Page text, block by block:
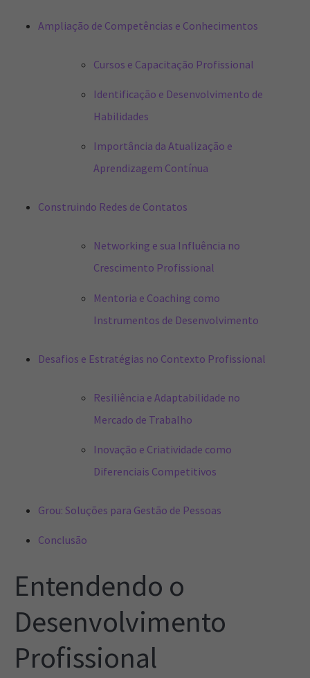
Ampliação de Competências e Conhecimentos
Cursos e Capacitação Profissional
Identificação e Desenvolvimento de
Habilidades
Importância da Atualização e
Aprendizagem Contínua
Construindo Redes de Contatos
Networking e sua Influência no
Crescimento Profissional
Mentoria e Coaching como
Instrumentos de Desenvolvimento
Desafios e Estratégias no Contexto Profissional
Resiliência e Adaptabilidade no
Mercado de Trabalho
Inovação e Criatividade como
Diferenciais Competitivos
Grou: Soluções para Gestão de Pessoas
Conclusão
Entendendo o
Desenvolvimento
Profissional